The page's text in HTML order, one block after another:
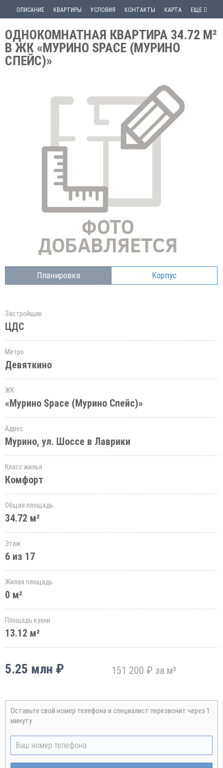
ОПИСАНИЕ КВАРТИРЫ УСЛОВИЯ КОНТАКТЫ КАРТА ЕЩЕ
ОДНОКОМНАТНАЯ КВАРТИРА 34.72 М²
В ЖК «МУРИНО SPACE (МУРИНО
СПЕЙС)»
Планировка Корпус
Застройщик
ЦДС
Метро
Девяткино
ЖК
«Мурино Space (Мурино Спейс)»
Адрес
Мурино, ул. Шоссе в Лаврики
Класс жилья
Комфорт
Общая площадь
34.72 м²
Этаж
6 из 17
Жилая площадь
0 м²
Площадь кухни
13.12 м²
5.25 млн ₽ 151 200 ₽ за м²
Оставьте свой номер телефона и специалист перезвонит через 1
минуту